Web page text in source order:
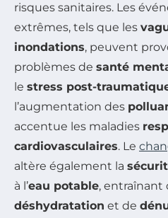
risques sanitaires. Les
extrêmes, tels que les
inondations, peuvent
problèmes de santé
le stress post-
l’augmentation des
accentue les maladies
cardiovasculaires. Le
altère également la
à l’eau potable, entraînant
déshydratation et de